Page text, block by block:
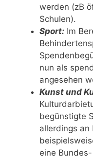
werden (zB
Schulen).
Sport: Im
nun als
angesehen
Kunst und
begünstigte
allerdings an
eine